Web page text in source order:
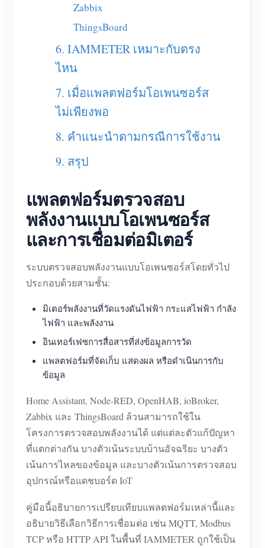
Zabbix
ThingsBoard
6. IAMMETER เหมาะกับตรง
ไหน
7. เมื่อแพลตฟอร์มโอเพนซอร์ส
ไม่เพียงพอ
8. คำแนะนำตามกรณีการใช้งาน
9. สรุป
แพลตฟอร์มตรวจสอบ
พลังงานแบบโอเพนซอร์ส
และการเชื่อมต่อมิเตอร์
ระบบตรวจสอบพลังงานแบบโอเพนซอร์สโดยทั่วไป
ประกอบด้วยสามชั้น:
มิเตอร์พลังงานที่วัดแรงดันไฟฟ้า กระแสไฟฟ้า กำลัง
ไฟฟ้า และพลังงาน
อินเทอร์เฟซการสื่อสารที่ส่งข้อมูลการวัด
แพลตฟอร์มที่จัดเก็บ แสดงผล หรือดำเนินการกับ
ข้อมูล
Home Assistant, Node-RED, OpenHAB, ioBroker,
Zabbix และ ThingsBoard ล้วนสามารถใช้ใน
โครงการตรวจสอบพลังงานได้ แต่แต่ละตัวแก้ปัญหา
ที่แตกต่างกัน บางตัวเน้นระบบบ้านอัจฉริยะ บางตัว
เน้นการไหลของข้อมูล และบางตัวเน้นการตรวจสอบ
อุปกรณ์หรือแดชบอร์ด IoT
คู่มือนี้อธิบายการเปรียบเทียบแพลตฟอร์มเหล่านี้และ
อธิบายวิธีเลือกวิธีการเชื่อมต่อ เช่น MQTT, Modbus
TCP หรือ HTTP API ในพื้นที่ IAMMETER ถูกใช้เป็น